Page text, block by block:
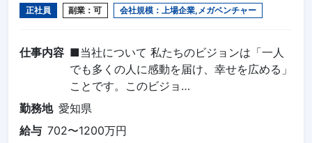
正社員 副業：可 会社規模：上場企業,メガベンチャー
仕事内容 ■当社について 私たちのビジョンは「一人
でも多くの人に感動を届け、幸せを広める」
ことです。このビジョ…
勤務地 愛知県
給与 702〜1200万円